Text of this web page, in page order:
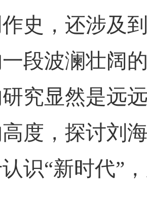
史，还涉及
段波澜壮阔
究显然是远
度，探讨刘
识“新时代”